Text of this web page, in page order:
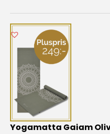
Yogamatta Gaiam